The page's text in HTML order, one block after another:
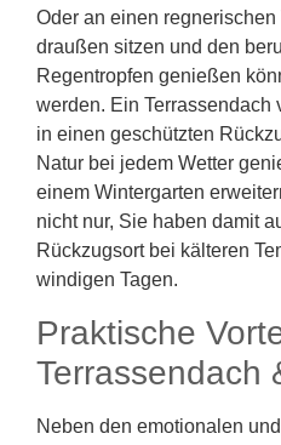
Oder an einen
draußen sitzen und den
Regentropfen genießen
werden. Ein Terrassendach
in einen geschützten
Natur bei jedem Wetter
einem Wintergarten
nicht nur, Sie haben damit
Rückzugsort bei kälteren
windigen Tagen.
Praktische
Terrassendach
Neben den emotionalen